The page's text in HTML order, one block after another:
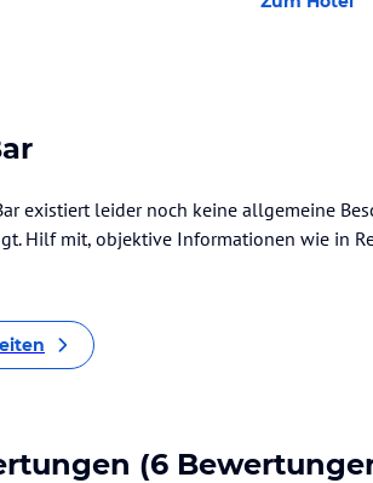
existiert leider noch keine allgemeine
Hilf mit, objektive Informationen wie in
(6